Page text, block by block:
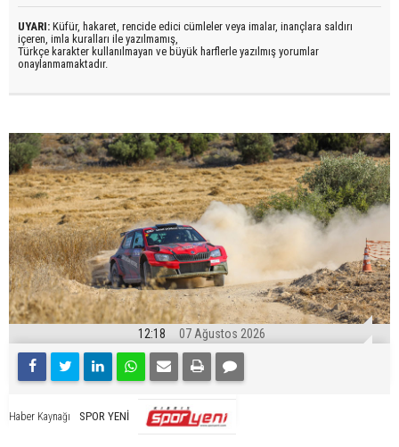
UYARI: Küfür, hakaret, rencide edici cümleler veya imalar, inançlara saldırı
içeren, imla kuralları ile yazılmamış,
Türkçe karakter kullanılmayan ve büyük harflerle yazılmış yorumlar
onaylanmamaktadır.
12:18 07 Ağustos 2026
Haber Kaynağı SPOR YENİ